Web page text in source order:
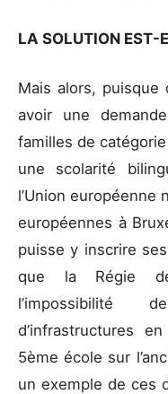
LA SOLUTION EST-
Mais alors,
avoir une
familles de
une scolarité
l’Union européenne
européennes à
puisse y inscrire
que la Régie
l’impossibilité
d’infrastructures
5ème école sur
un exemple de ces